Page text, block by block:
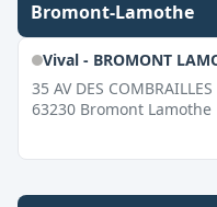
Bromont-Lamothe
Vival - BROMONT
35 AV DES COMBRAILLES
63230 Bromont Lamothe